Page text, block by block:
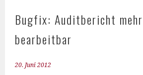
Bugfix: Auditbericht
bearbeitbar
20. Juni 2012